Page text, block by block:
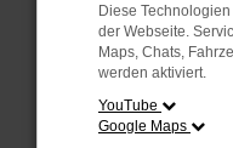
Laden andere
deine
Prüfe deine
Manche
können das
Diese
der Webseite.
Maps, Chats,
werden aktiviert.
YouTube
Google Maps